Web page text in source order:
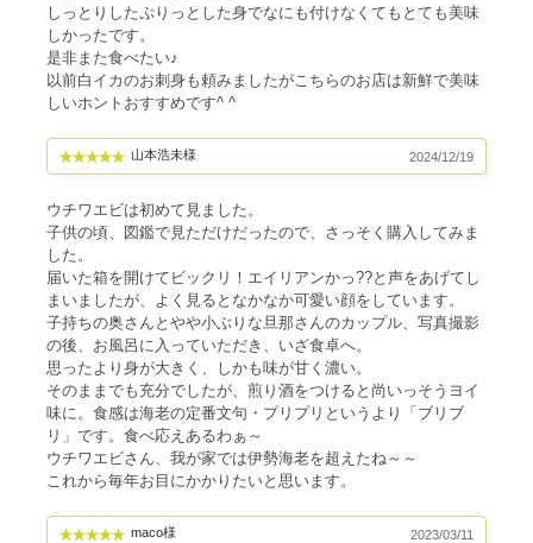
しっとりしたぷりっとした身でなにも付けなくてもとても美味
しかったです。
是非また食べたい♪
以前白イカのお刺身も頼みましたがこちらのお店は新鮮で美味
しいホントおすすめです^ ^
山本浩未様 2024/12/19
ウチワエビは初めて見ました。
子供の頃、図鑑で見ただけだったので、さっそく購入してみま
した。
届いた箱を開けてビックリ！エイリアンかっ??と声をあげてし
まいましたが、よく見るとなかなか可愛い顔をしています。
子持ちの奥さんとやや小ぶりな旦那さんのカップル、写真撮影
の後、お風呂に入っていただき、いざ食卓へ。
思ったより身が大きく、しかも味が甘く濃い。
そのままでも充分でしたが、煎り酒をつけると尚いっそうヨイ
味に。食感は海老の定番文句・プリプリというより「ブリブ
リ」です。食べ応えあるわぁ～
ウチワエビさん、我が家では伊勢海老を超えたね～～
これから毎年お目にかかりたいと思います。
maco様 2023/03/11